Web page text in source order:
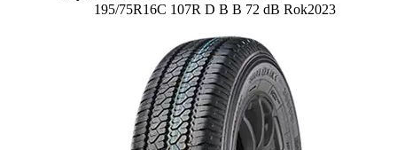
195/75R16C 107R Etykieta:
D B B 72 dB Rok2023